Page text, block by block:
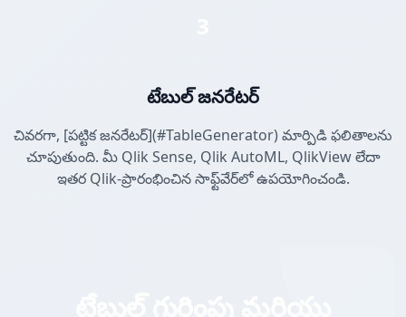
టేబుల్ జనరేటర్
చివరగా, [పట్టిక జనరేటర్](#TableGenerator) మార్పిడి ఫలితాలను
చూపుతుంది. మీ Qlik Sense, Qlik AutoML, QlikView లేదా
ఇతర Qlik-ప్రారంభించిన సాఫ్ట్‌వేర్‌లో ఉపయోగించండి.